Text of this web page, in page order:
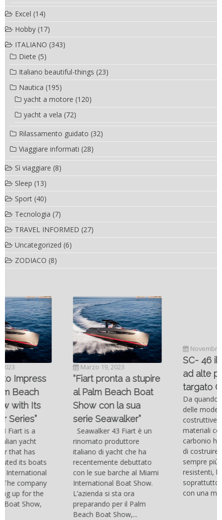
Excel (14)
Hobby (17)
ITALIANO (343)
Diete (5)
Italiano beautiful-things (23)
Nautica (195)
yacht a motore (120)
yacht a vela (72)
Rilassamento guidato (32)
Viaggiare informati (28)
Sì viaggiare (8)
Sleep (13)
Sport (40)
Tecnologia (7)
TRAVEL INFORMED (27)
Uncategorized (6)
ZODIACO (8)
“Fiart pronta a stupire
al Palm Beach Boat
Show con la sua
serie Seawalker”
Seawalker 43 Fiart è un
rinomato produttore
italiano di yacht che ha
recentemente debuttato
con le sue barche al Miami
International Boat Show.
L’azienda si sta ora
preparando per il Palm
Beach Boat Show,...
Novembre 6, 2022
SC- 46 il catamarano
ad alte prestazioni
targato Outerlimits.
Da quando lo sviluppo
delle moderne tecnologie
costruttive e dei nuovi
materiali come la fibra di
carbonio hanno consentito
di costruire catamarani
sempre più belli, compatti,
resistenti, leggeri e
soprattutto stabili veloci
con una manovrabilità...